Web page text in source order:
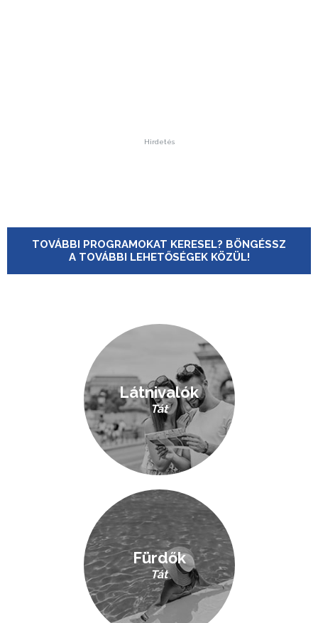
Hirdetés
TOVÁBBI PROGRAMOKAT KERESEL? BÖNGÉSSZ
A TOVÁBBI LEHETŐSÉGEK KÖZÜL!
Látnivalók
Tát
Fürdők
Tát